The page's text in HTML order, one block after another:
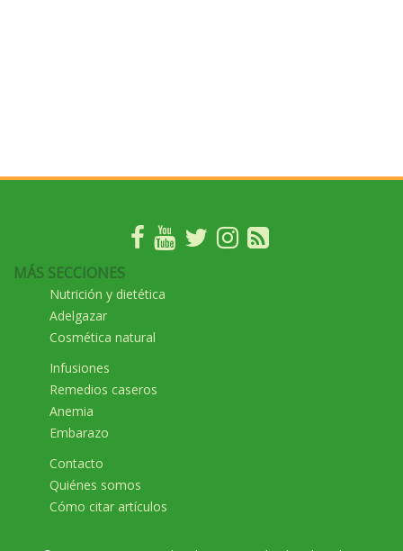
MÁS SECCIONES
Nutrición y dietética
Adelgazar
Cosmética natural
Infusiones
Remedios caseros
Anemia
Embarazo
Contacto
Quiénes somos
Cómo citar artículos